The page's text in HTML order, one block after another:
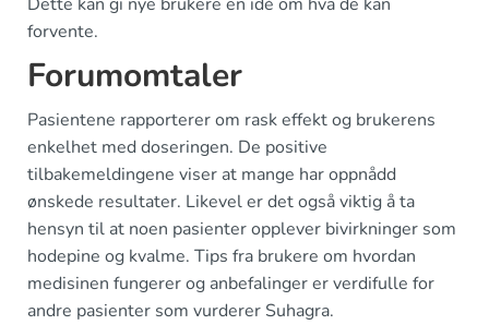
forvente.
Forumomtaler
Pasientene rapporterer om rask effekt og brukerens
enkelhet med doseringen. De positive
tilbakemeldingene viser at mange har oppnådd
ønskede resultater. Likevel er det også viktig å ta
hensyn til at noen pasienter opplever bivirkninger som
hodepine og kvalme. Tips fra brukere om hvordan
medisinen fungerer og anbefalinger er verdifulle for
andre pasienter som vurderer Suhagra.